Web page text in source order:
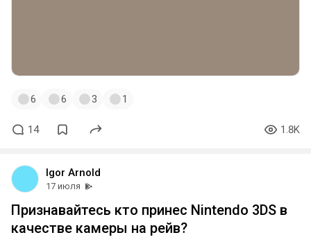
6 6 3 1
14 1.8K
Igor Arnold
17 июля
Признавайтесь кто принес Nintendo 3DS в
качестве камеры на рейв?